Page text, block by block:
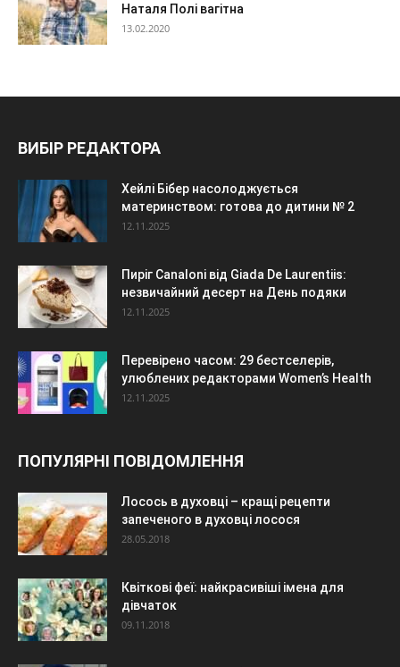
Наталя Полі вагітна
13.02.2020
ВИБІР РЕДАКТОРА
Хейлі Бібер насолоджується
материнством: готова до дитини № 2
12.11.2025
Пиріг Canaloni від Giada De Laurentiis:
незвичайний десерт на День подяки
12.11.2025
Перевірено часом: 29 бестселерів,
улюблених редакторами Women’s Health
12.11.2025
ПОПУЛЯРНІ ПОВІДОМЛЕННЯ
Лосось в духовці – кращі рецепти
запеченого в духовці лосося
28.05.2018
Квіткові феї: найкрасивіші імена для
дівчаток
09.11.2018